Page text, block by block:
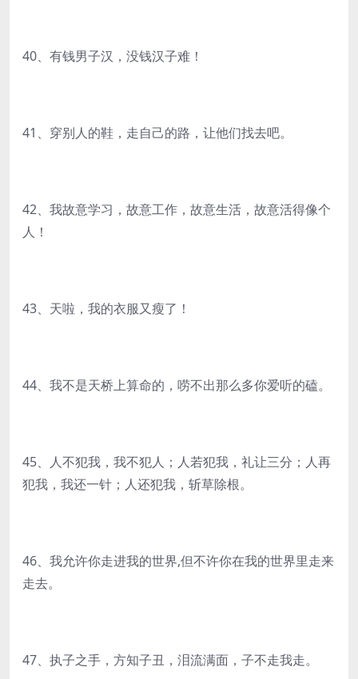
40、有钱男子汉，没钱汉子难！
41、穿别人的鞋，走自己的路，让他们找去吧。
42、我故意学习，故意工作，故意生活，故意活得像个
人！
43、天啦，我的衣服又瘦了！
44、我不是天桥上算命的，唠不出那么多你爱听的磕。
45、人不犯我，我不犯人；人若犯我，礼让三分；人再
犯我，我还一针；人还犯我，斩草除根。
46、我允许你走进我的世界,但不许你在我的世界里走来
走去。
47、执子之手，方知子丑，泪流满面，子不走我走。